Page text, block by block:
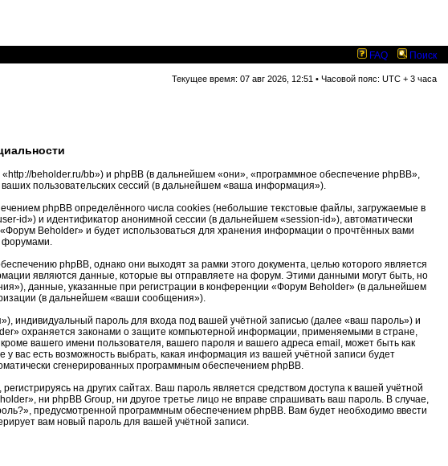
FAQ Поиск
Текущее время: 07 авг 2026, 12:51 • Часовой пояс: UTC + 3 часа
beholder.ru/bb») и phpBB (в дальнейшем «они», «программное обеспечение phpBB»,
пользовательских сессий (в дальнейшем «ваша информация»).
phpBB определённого числа cookies (небольшие текстовые файлы, загружаемые в
id») и идентификатор анонимной сессии (в дальнейшем «session-id»), автоматически
Beholder» и будет использоваться для хранения информации о прочтённых вами
форумами.
phpBB, однако они выходят за рамки этого документа, целью которого является
являются данные, которые вы отправляете на форум. Этими данными могут быть, но
данные, указанные при регистрации в конференции «Форум Beholder» (в дальнейшем
(в дальнейшем «ваши сообщения»).
индивидуальный пароль для входа под вашей учётной записью (далее «ваш пароль») и
охраняется законами о защите компьютерной информации, применяемыми в стране,
вашего имени пользователя, вашего пароля и вашего адреса email, может быть как
вас есть возможность выбрать, какая информация из вашей учётной записи будет
сгенерированных программным обеспечением phpBB.
на других сайтах. Ваш пароль является средством доступа к вашей учётной
ни phpBB Group, ни другое третье лицо не вправе спрашивать ваш пароль. В случае,
предусмотренной программным обеспечением phpBB. Вам будет необходимо ввести
вам новый пароль для вашей учётной записи.